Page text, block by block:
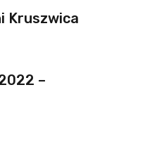
Kruszwica
–